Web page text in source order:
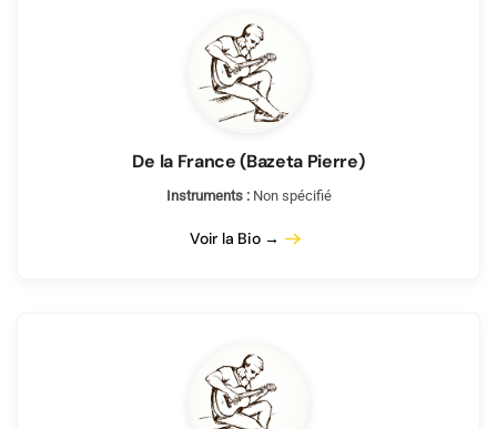
De la France (Bazeta Pierre)
Instruments :Non spécifié
Voir la Bio →